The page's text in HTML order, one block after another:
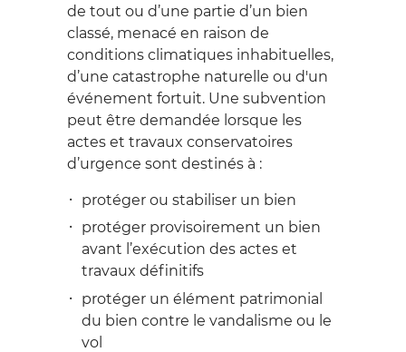
de tout ou d’une partie d’un bien
classé, menacé en raison de
conditions climatiques inhabituelles,
d’une catastrophe naturelle ou d'un
événement fortuit. Une subvention
peut être demandée lorsque les
actes et travaux conservatoires
d’urgence sont destinés à :
protéger ou stabiliser un bien
protéger provisoirement un bien
avant l’exécution des actes et
travaux définitifs
protéger un élément patrimonial
du bien contre le vandalisme ou le
vol